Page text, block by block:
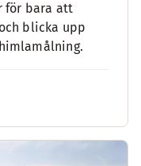
för bara att
blicka upp